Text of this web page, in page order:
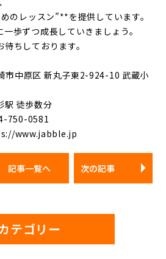
のレッスン”**を提供しています。
歩ずつ成長していきましょう。
ちしております。
市中原区 新丸子東2-924-10 武蔵小
駅 徒歩数分
750-0581
www.jabble.jp
記事一覧へ 次の記事
テゴリー